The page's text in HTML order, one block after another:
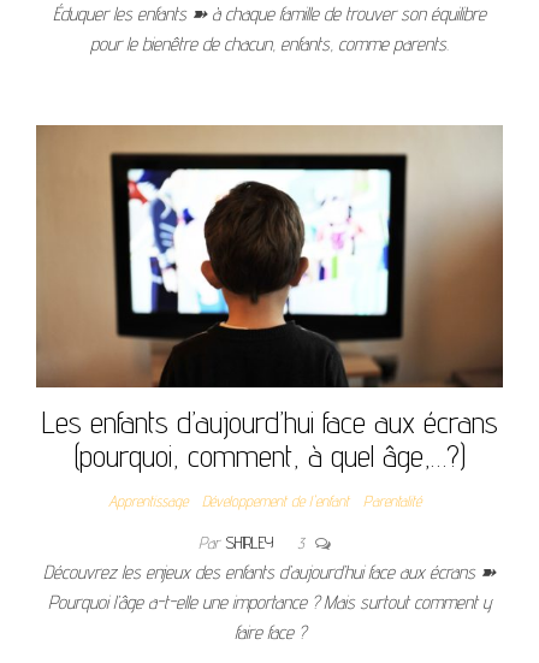
Éduquer les enfants ➽ à chaque famille de trouver son équilibre
pour le bienêtre de chacun, enfants, comme parents.
Les enfants d’aujourd’hui face aux écrans
(pourquoi, comment, à quel âge,…?)
Apprentissage Développement de l'enfant Parentalité
Par SHIRLEY 3
Découvrez les enjeux des enfants d’aujourd’hui face aux écrans ➽
Pourquoi l’âge a-t-elle une importance ? Mais surtout comment y
faire face ?